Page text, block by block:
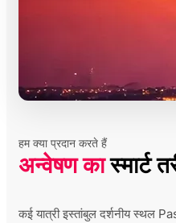
हम क्या प्रदान करते हैं
अन्वेषण कास्मार्ट
कई यात्री इस्तांबुल दर्शनीय स्थल